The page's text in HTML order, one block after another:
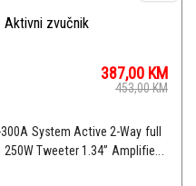
Aktivni zvučnik
387,00 KM
453,00KM
System Active 2-Way full
Tweeter 1.34” Amplifie...